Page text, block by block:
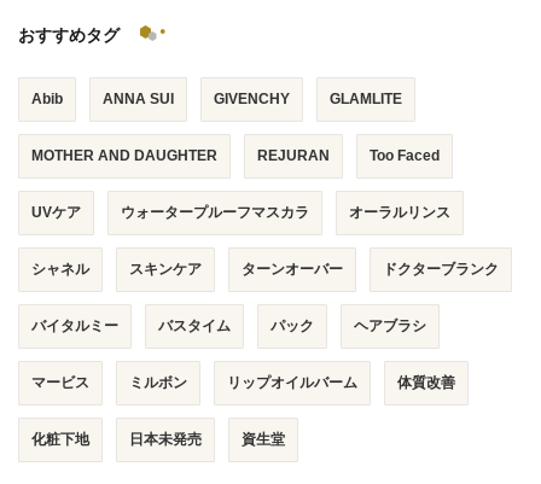
おすすめタグ
Abib ANNA SUI GIVENCHY GLAMLITE
MOTHER AND DAUGHTER REJURAN Too Faced
UVケア ウォータープルーフマスカラ オーラルリンス
シャネル スキンケア ターンオーバー ドクターブランク
バイタルミー バスタイム パック ヘアブラシ
マービス ミルボン リップオイルバーム 体質改善
化粧下地 日本未発売 資生堂